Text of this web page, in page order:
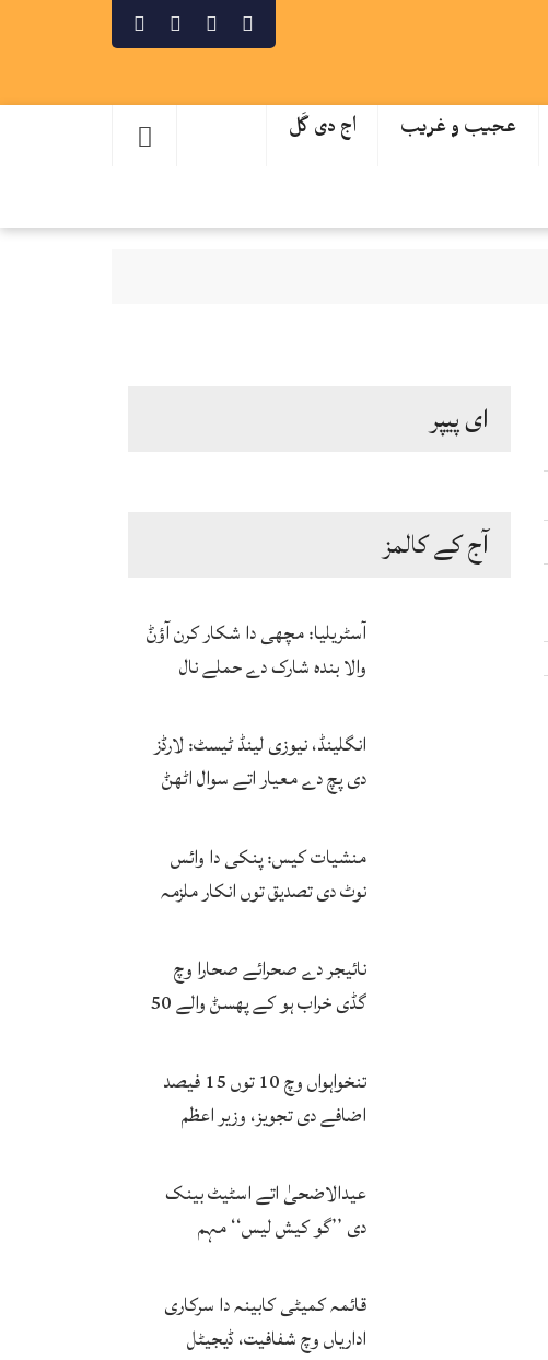
عجیب و غریب اج دی گَل
ای پیپر
آج کے کالمز
آسٹریلیا: مچھی دا شکار کرن آؤݨ
والا بندہ شارک دے حملے نال
انگلینڈ، نیوزی لینڈ ٹیسٹ: لارڈز
دی پچ دے معیار اتے سوال اٹھݨ
منشیات کیس: پنکی دا وائس
نوٹ دی تصدیق توں انکار ملزمہ
اجازت منگ لئی
نائیجر دے صحرائے صحارا وچ
گڈی خراب ہو کے پھسݨ والے 50
تنخواہواں وچ 10 توں 15 فیصد
اضافے دی تجویز، وزیر اعظم
حتمی فیصلہ کرنگے
عیدالاضحیٰ اتے اسٹیٹ بینک
دی ’’گو کیش لیس‘‘ مہم
اضافہ
قائمہ کمیٹی کابینہ دا سرکاری
اداریاں وچ شفافیت، ڈیجیٹل